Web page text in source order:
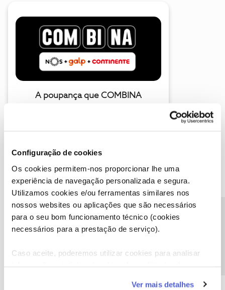
Configuração de cookies
Os cookies permitem-nos proporcionar lhe uma
experiência de navegação personalizada e segura.
Utilizamos cookies e/ou ferramentas similares nos
nossos websites ou aplicações que são necessários
para o seu bom funcionamento técnico (cookies
necessários para a prestação de serviço).
Caso aceite, poderemos utilizar cookies para analisar
Ver mais detalhes
A poupança que COMBINA
Descubra as novidades de junho